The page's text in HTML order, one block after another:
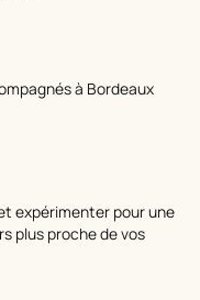
à Bordeaux
expérimenter pour une
plus proche de vos